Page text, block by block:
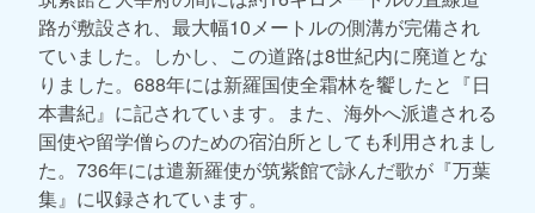
路が敷設され、最大幅10メートルの側溝が完備され
ていました。しかし、この道路は8世紀内に廃道とな
りました。688年には新羅国使全霜林を饗したと『日
本書紀』に記されています。また、海外へ派遣される
国使や留学僧らのための宿泊所としても利用されまし
た。736年には遣新羅使が筑紫館で詠んだ歌が『万葉
集』に収録されています。